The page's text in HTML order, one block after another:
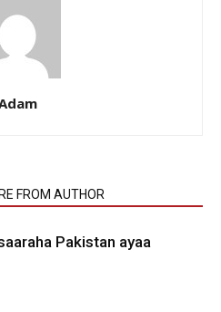
FROM AUTHOR
Pakistan ayaa